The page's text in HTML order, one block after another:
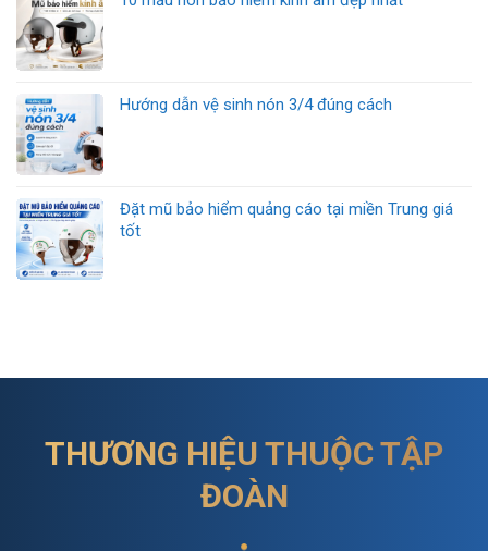
Hướng dẫn vệ sinh nón 3/4 đúng cách
Đặt mũ bảo hiểm quảng cáo tại miền Trung giá
tốt
THƯƠNG HIỆU THUỘC TẬP
ĐOÀN